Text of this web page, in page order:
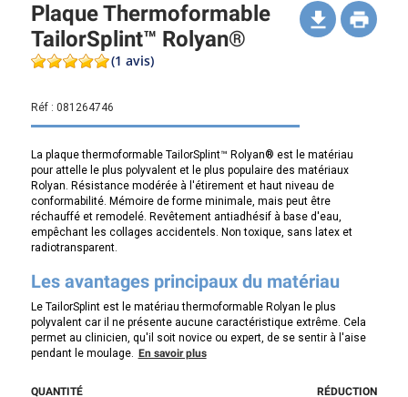
Plaque Thermoformable
TailorSplint™ Rolyan®
(1 avis)
Réf : 081264746
La plaque thermoformable TailorSplint™ Rolyan® est le matériau
pour attelle le plus polyvalent et le plus populaire des matériaux
Rolyan. Résistance modérée à l'étirement et haut niveau de
conformabilité. Mémoire de forme minimale, mais peut être
réchauffé et remodelé. Revêtement antiadhésif à base d'eau,
empêchant les collages accidentels. Non toxique, sans latex et
radiotransparent.
Les avantages principaux du matériau
Le TailorSplint est le matériau thermoformable Rolyan le plus
polyvalent car il ne présente aucune caractéristique extrême. Cela
permet au clinicien, qu'il soit novice ou expert, de se sentir à l'aise
pendant le moulage. En savoir plus
QUANTITÉ
RÉDUCTION